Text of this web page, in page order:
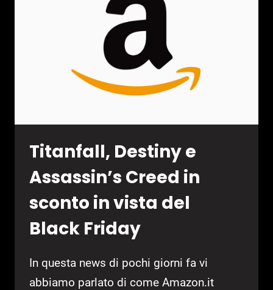
PRO
NON
CONVINCE
Titanfall, Destiny e
Assassin’s Creed in
sconto in vista del
Black Friday
In questa news di pochi giorni fa vi
abbiamo parlato di come Amazon.it